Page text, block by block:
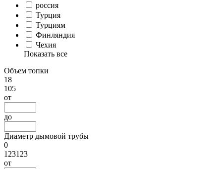
россия
Турция
Турциям
Финляндия
Чехия
Показать все
Объем топки
18
105
от
до
Диаметр дымовой трубы
0
123123
от